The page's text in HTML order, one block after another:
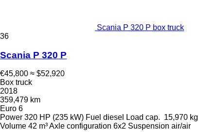
Scania P 320 P box truck
36
Scania P 320 P
€45,800 ≈ $52,920
Box truck
2018
359,479 km
Euro 6
Power 320 HP (235 kW) Fuel diesel Load cap. 15,970 kg
Volume 42 m³Axle configuration 6x2 Suspension air/air